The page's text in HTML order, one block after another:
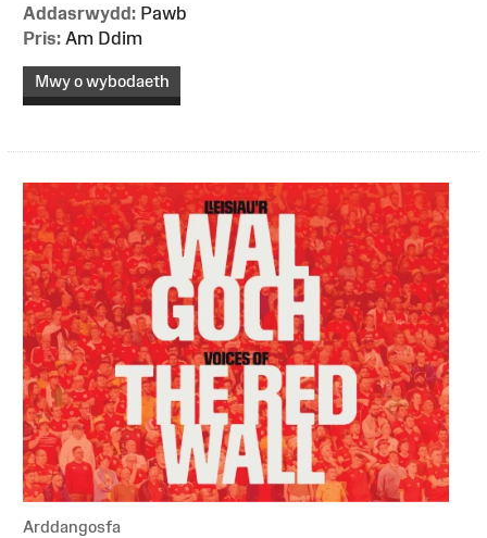
Addasrwydd: Pawb
Pris: Am Ddim
Mwy o wybodaeth
Arddangosfa